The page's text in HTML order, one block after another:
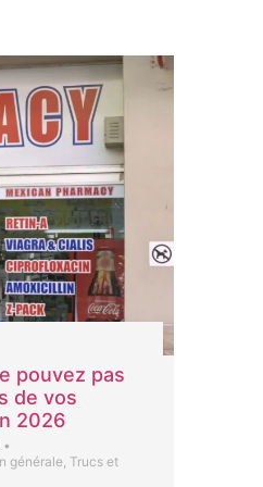
pouvez pas
de vos
2026
•
générale, Trucs et